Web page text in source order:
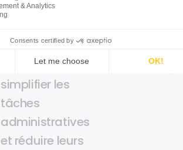
permet à plus de
de gagner en
productivité,
simplifier les
tâches
administratives
et réduire leurs